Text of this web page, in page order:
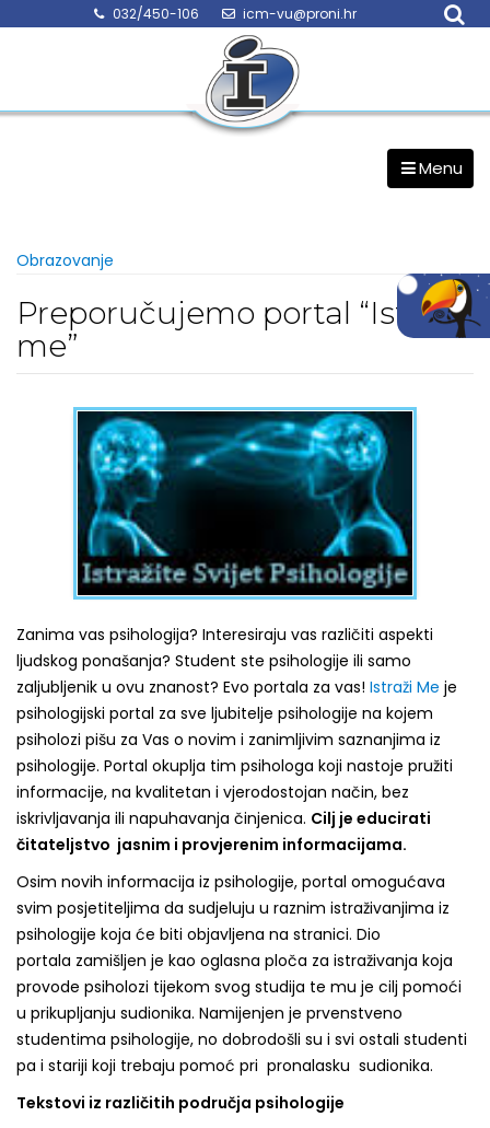
032/450-106 icm-vu@proni.hr
Menu
Obrazovanje
Preporučujemo portal “Istraži
me”
Zanima vas psihologija? Interesiraju vas različiti aspekti
ljudskog ponašanja? Student ste psihologije ili samo
zaljubljenik u ovu znanost? Evo portala za vas! Istraži Me je
psihologijski portal za sve ljubitelje psihologije na kojem
psiholozi pišu za Vas o novim i zanimljivim saznanjima iz
psihologije. Portal okuplja tim psihologa koji nastoje pružiti
informacije, na kvalitetan i vjerodostojan način, bez
iskrivljavanja ili napuhavanja činjenica. Cilj je educirati
čitateljstvo jasnim i provjerenim informacijama.
Osim novih informacija iz psihologije, portal omogućava
svim posjetiteljima da sudjeluju u raznim istraživanjima iz
psihologije koja će biti objavljena na stranici. Dio
portala zamišljen je kao oglasna ploča za istraživanja koja
provode psiholozi tijekom svog studija te mu je cilj pomoći
u prikupljanju sudionika. Namijenjen je prvenstveno
studentima psihologije, no dobrodošli su i svi ostali studenti
pa i stariji koji trebaju pomoć pri pronalasku sudionika.
Tekstovi iz različitih područja psihologije